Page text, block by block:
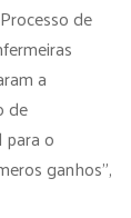
de
a
de
o
ganhos”,